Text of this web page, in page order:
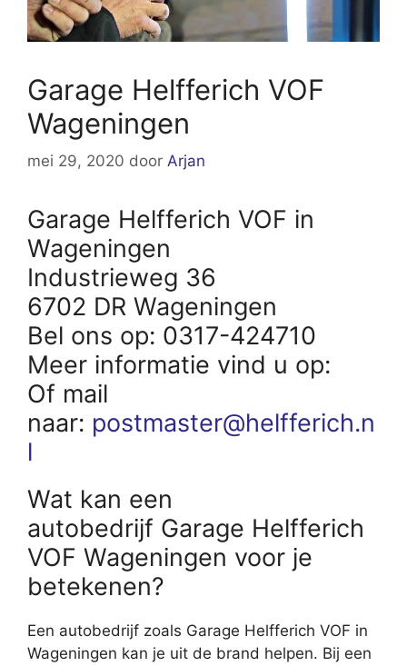
Garage Helfferich VOF
Wageningen
mei 29, 2020 door Arjan
Garage Helfferich VOF in
Wageningen
Industrieweg 36
6702 DR Wageningen
Bel ons op: 0317-424710
Meer informatie vind u op:
Of mail
naar: postmaster@helfferich.n
l
Wat kan een
autobedrijf Garage Helfferich
VOF Wageningen voor je
betekenen?
Een autobedrijf zoals Garage Helfferich VOF in
Wageningen kan je uit de brand helpen. Bij een